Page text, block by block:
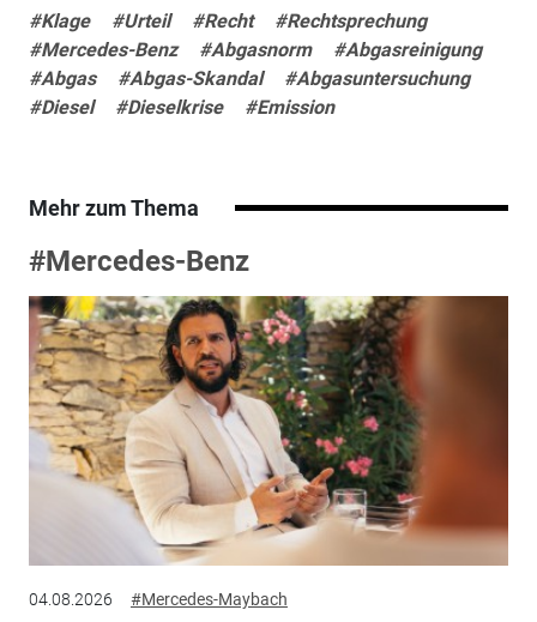
#Klage #Urteil #Recht
#Rechtsprechung
#Mercedes-Benz
#Abgasnorm
#Abgasreinigung
#Abgas
#Abgas-Skandal
#Abgasuntersuchung
#Diesel
#Dieselkrise #Emission
Mehr zum Thema
#Mercedes-Benz
04.08.2026 #Mercedes-Maybach